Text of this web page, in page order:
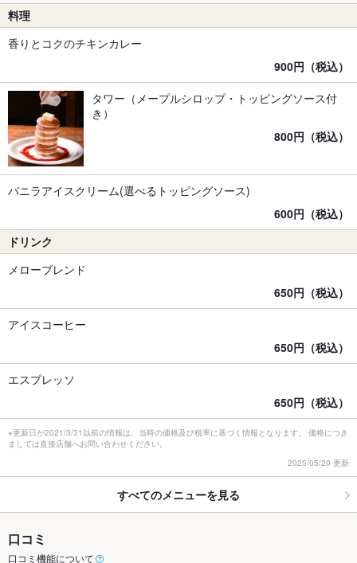
料理
香りとコクのチキンカレー
900円（税込）
タワー（メープルシロップ・トッピングソース付
き）
800円（税込）
バニラアイスクリーム(選べるトッピングソース)
600円（税込）
ドリンク
メローブレンド
650円（税込）
アイスコーヒー
650円（税込）
エスプレッソ
650円（税込）
※更新日が2021/3/31以前の情報は、当時の価格及び税率に基づく情報となります。 価格につき
ましては直接店舗へお問い合わせください。
2025/05/20 更新
すべてのメニューを見る
口コミ
口コミ機能について